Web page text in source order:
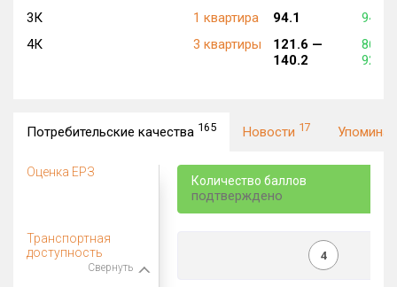
3К
1 квартира 94.1
940
4К
3 квартиры
121.6 —
140.2
860
922
Потребительские качества 165 Новости 17
Оценка ЕРЗ
Количество баллов
подтверждено
Транспортная
доступность
Свернуть
4